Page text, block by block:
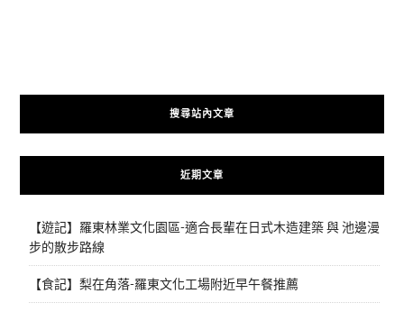
搜尋站內文章
近期文章
【遊記】羅東林業文化園區-適合長輩在日式木造建築 與 池邊漫
步的散步路線
【食記】梨在角落-羅東文化工場附近早午餐推薦